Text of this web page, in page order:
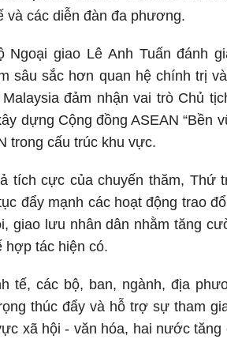
và các diễn đàn đa phương.
Ngoại giao Lê Anh Tuấn đánh
sâu sắc hơn quan hệ chính trị
đảm nhận vai trò Chủ
dựng Cộng đồng ASEAN “Bền
trong cấu trúc khu vực.
tích cực của chuyến thăm, Thứ
đẩy mạnh các hoạt động trao
giao lưu nhân dân nhằm tăng
hợp tác hiện có.
tế, các bộ, ban, ngành, địa
thúc đẩy và hỗ trợ sự tham
xã hội - văn hóa, hai nước